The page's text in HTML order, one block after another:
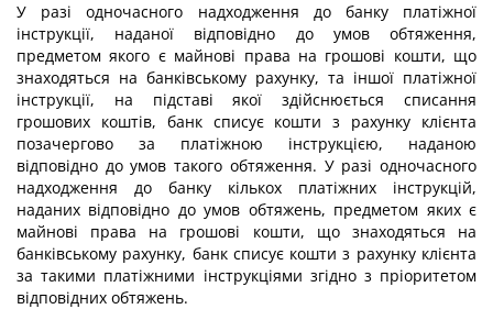
У разі одночасного надходження до банку платіжної
інструкції, наданої відповідно до умов обтяження,
предметом якого є майнові права на грошові кошти, що
знаходяться на банківському рахунку, та іншої платіжної
інструкції, на підставі якої здійснюється списання
грошових коштів, банк списує кошти з рахунку клієнта
позачергово за платіжною інструкцією, наданою
відповідно до умов такого обтяження. У разі одночасного
надходження до банку кількох платіжних інструкцій,
наданих відповідно до умов обтяжень, предметом яких є
майнові права на грошові кошти, що знаходяться на
банківському рахунку, банк списує кошти з рахунку клієнта
за такими платіжними інструкціями згідно з пріоритетом
відповідних обтяжень.